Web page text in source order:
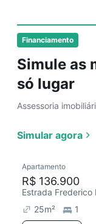
Financiamento
Simule as
só lugar
Assessoria
Simular agora
Apartamento
R$ 136.900
Estrada Frederico
25m²
1